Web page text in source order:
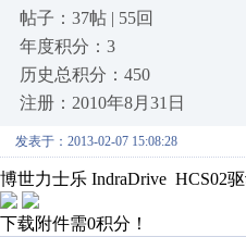
帖子：37帖 | 55回
年度积分：3
历史总积分：450
注册：2010年8月31日
发表于：2013-02-07 15:08:28
博世力士乐 IndraDrive HCS02
下载附件需0积分！